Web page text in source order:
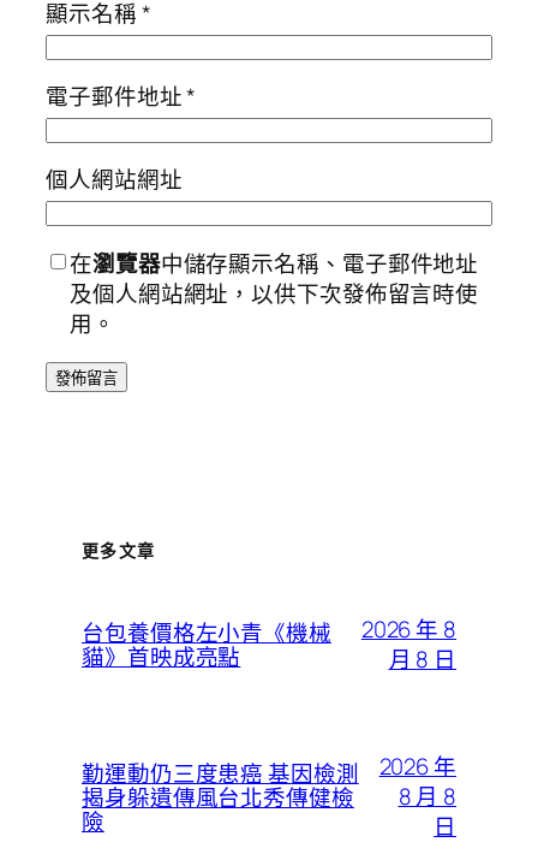
顯示名稱*
電子郵件地址*
個人網站網址
在瀏覽器中儲存顯示名稱、電子郵件地址
及個人網站網址，以供下次發佈留言時使
用。
更多文章
台包養價格左小青《機械
貓》首映成亮點
2026 年 8
月 8 日
勤運動仍三度患癌 基因檢測
揭身躲遺傳風台北秀傳健檢
險
2026 年
8 月 8
日